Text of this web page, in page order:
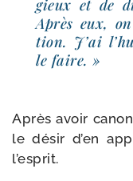
gieux et de
Après eux,
tion. J’ai
le faire. »
Après avoir
le désir d’en
l’esprit.